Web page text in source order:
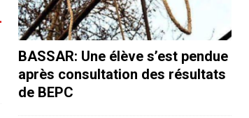
BASSAR: Une élève s’est pendue
après consultation des résultats
de BEPC